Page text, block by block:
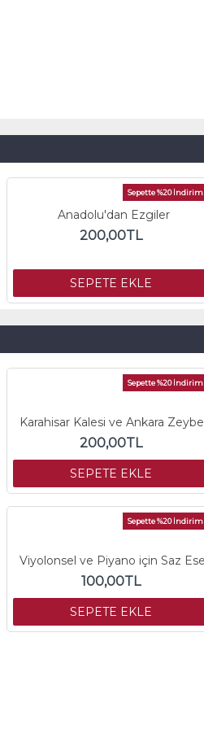
Sepette %20 İndirim
Anadolu'dan Ezgiler
200,00TL
SEPETE EKLE
Sepette %20 İndirim
200,00TL
SEPETE EKLE
Sepette %20 İndirim
100,00TL
SEPETE EKLE